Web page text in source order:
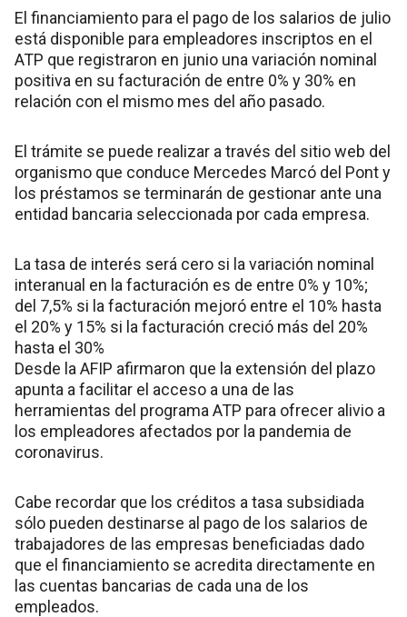
El financiamiento para el pago de los salarios de julio
está disponible para empleadores inscriptos en el
ATP que registraron en junio una variación nominal
positiva en su facturación de entre 0% y 30% en
relación con el mismo mes del año pasado.
El trámite se puede realizar a través del sitio web del
organismo que conduce Mercedes Marcó del Pont y
los préstamos se terminarán de gestionar ante una
entidad bancaria seleccionada por cada empresa.
La tasa de interés será cero si la variación nominal
interanual en la facturación es de entre 0% y 10%;
del 7,5% si la facturación mejoró entre el 10% hasta
el 20% y 15% si la facturación creció más del 20%
hasta el 30%
Desde la AFIP afirmaron que la extensión del plazo
apunta a facilitar el acceso a una de las
herramientas del programa ATP para ofrecer alivio a
los empleadores afectados por la pandemia de
coronavirus.
Cabe recordar que los créditos a tasa subsidiada
sólo pueden destinarse al pago de los salarios de
trabajadores de las empresas beneficiadas dado
que el financiamiento se acredita directamente en
las cuentas bancarias de cada una de los
empleados.